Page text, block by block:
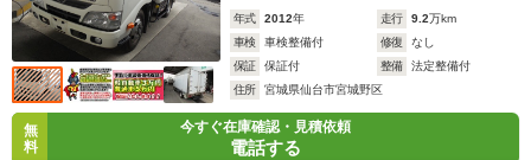
年式 2012年 走行 9.2万km
車検
車検整備付 修復
なし
保証
保証付 整備
法定整備付
住所
宮城県仙台市宮城野区
無
料
今すぐ在庫確認・見積依頼
電話する